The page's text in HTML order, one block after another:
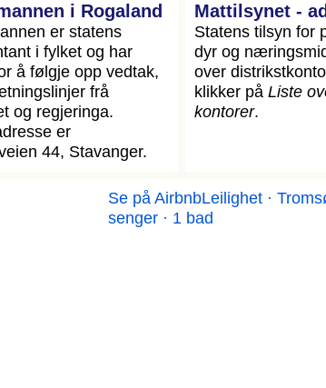
i Rogaland
er statens
i fylket og har
å følgje opp vedtak,
frå
og regjeringa.
er
44, Stavanger.
Mattilsynet -
Statens tilsyn for
dyr og
over
klikker på Liste
kontorer.
Se på AirbnbLeilighet ·
senger · 1 bad